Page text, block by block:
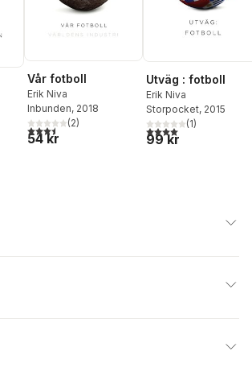
antal röster:
Vår fotboll
Erik Niva
Inbunden, 2018
3,5utav 5 stjärnor. Totalt antal röster:
(2)
54 kr
Utväg : fotboll
Erik Niva
Storpocket, 2015
4,0utav 5 stjärnor.
(1)
99 kr